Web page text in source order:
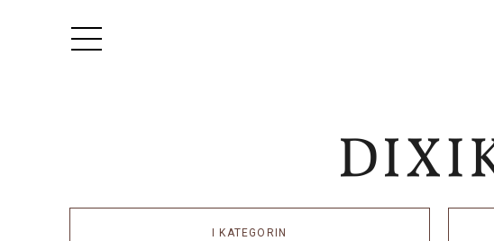
I KATEGORIN